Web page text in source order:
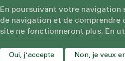
En poursuivant votre navigation
de navigation et de comprendre
site ne fonctionneront plus. En
Oui, j'accepte Non, je veux